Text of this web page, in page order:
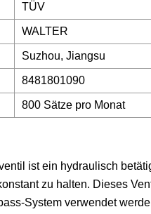
TÜV
WALTER
Suzhou, Jiangsu
8481801090
800 Sätze pro Monat
ist ein hydraulisch
zu halten. Dieses
System verwendet